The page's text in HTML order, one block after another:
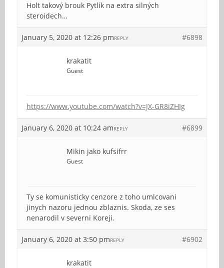
Holt takový brouk Pytlík na extra silných
steroidech…
January 5, 2020 at 12:26 pm #6898
REPLY
krakatit
Guest
https://www.youtube.com/watch?v=JX-GR8iZHIg
January 6, 2020 at 10:24 am #6899
REPLY
Mikin jako kufsifrr
Guest
Ty se komunisticky cenzore z toho umlcovani
jinych nazoru jednou zblaznis. Skoda, ze ses
nenarodil v severni Koreji.
January 6, 2020 at 3:50 pm #6902
REPLY
krakatit